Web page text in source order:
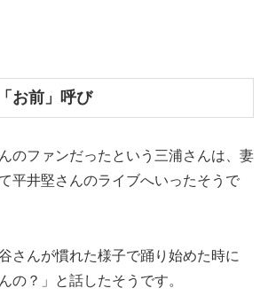
お前」呼び
のファンだったという三浦さんは、妻
平井堅さんのライブへいったそうで
さんが慣れた様子で踊り始めた時に
の？」と話したそうです。